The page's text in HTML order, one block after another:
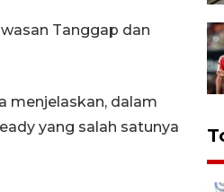
Tanggap dan
menjelaskan, dalam
yang salah satunya